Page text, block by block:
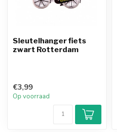
Sleutelhanger fiets
zwart Rotterdam
€3,99
Op voorraad